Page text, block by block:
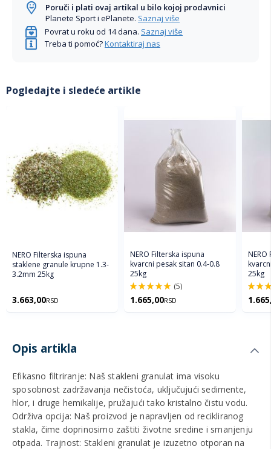
Poruči i plati ovaj artikal u bilo kojoj prodavnici
Planete Sport i ePlanete. Saznaj više
Povrat u roku od 14 dana. Saznaj više
Treba ti pomoć?Kontaktiraj nas
Pogledajte i sledeće artikle
NERO Filterska ispuna
staklene granule krupne 1.3-
3.2mm 25kg
3.663,00RSD
NERO Filterska ispuna
kvarcni pesak sitan 0.4-0.8
25kg
100%
(5)
1.665,00RSD
25kg
100%
Opis artikla
Efikasno filtriranje: Naš stakleni granulat ima visoku
sposobnost zadržavanja nečistoća, uključujući sedimente,
hlor, i druge hemikalije, pružajući tako kristalno čistu vodu.
Održiva opcija: Naš proizvod je napravljen od recikliranog
stakla, čime doprinosimo zaštiti životne sredine i smanjenju
otpada. Trajnost: Stakleni granulat je izuzetno otporan na